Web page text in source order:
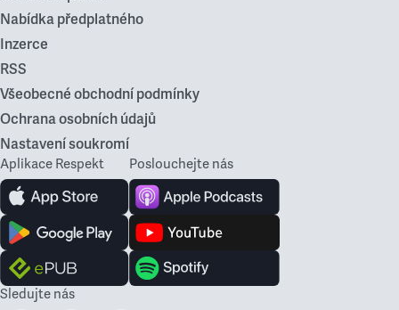
Nabídka předplatného
Inzerce
RSS
Všeobecné obchodní podmínky
Ochrana osobních údajů
Nastavení soukromí
Aplikace Respekt Poslouchejte nás
Sledujte nás